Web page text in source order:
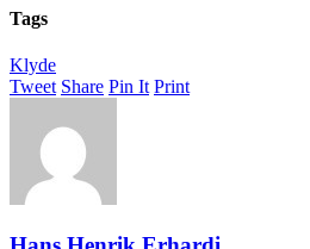
Tags
Klyde
Tweet Share Pin It Print